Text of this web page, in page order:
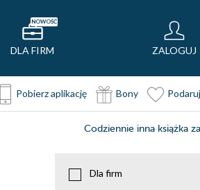
NOWOŚĆ
DLA FIRM ZALOGUJ
Pobierz aplikację Bony
Codziennie inna książka
Dla firm